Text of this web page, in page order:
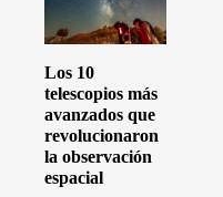
Los 10
telescopios más
avanzados que
revolucionaron
la observación
espacial